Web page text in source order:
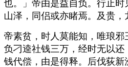
也。」帝由是益自负。行止时
山泽，同侣或亦睹焉。及贵，
帝素贫，时人莫能知，唯琅邪
负刁逵社钱三万，经时无以还
钱代偿，由是得释。后伐荻新